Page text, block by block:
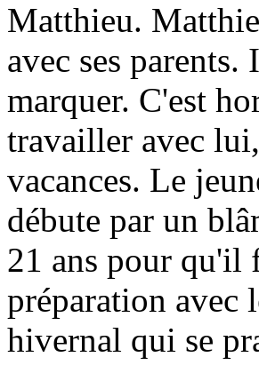
Matthieu.
avec ses
marquer. C'est
travailler avec
vacances. Le
débute par un
21 ans pour qu'il
préparation avec
hivernal qui se